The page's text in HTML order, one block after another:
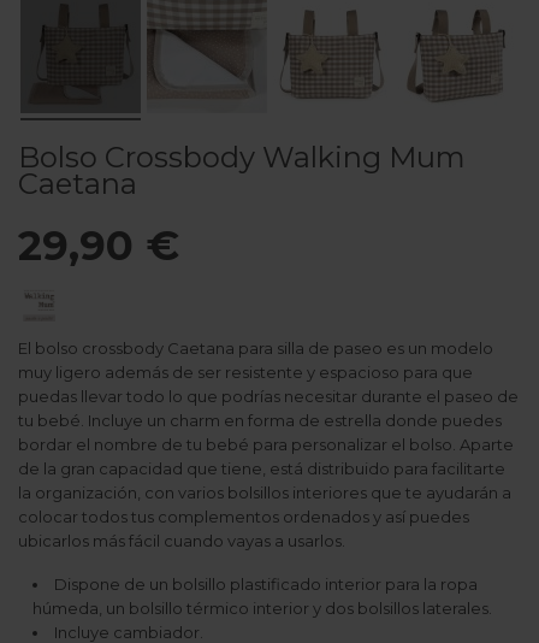
Bolso Crossbody Walking Mum
Caetana
29,90 €
El bolso crossbody Caetana para silla de paseo es un modelo
muy ligero además de ser resistente y espacioso para que
puedas llevar todo lo que podrías necesitar durante el paseo de
tu bebé. Incluye un charm en forma de estrella donde puedes
bordar el nombre de tu bebé para personalizar el bolso. Aparte
de la gran capacidad que tiene, está distribuido para facilitarte
la organización, con varios bolsillos interiores que te ayudarán a
colocar todos tus complementos ordenados y así puedes
ubicarlos más fácil cuando vayas a usarlos.
Dispone de un bolsillo plastificado interior para la ropa
húmeda, un bolsillo térmico interior y dos bolsillos laterales.
Incluye cambiador.